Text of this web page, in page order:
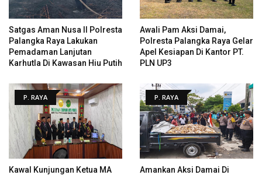
Satgas Aman Nusa II Polresta
Palangka Raya Lakukan
Pemadaman Lanjutan
Karhutla Di Kawasan Hiu Putih
Awali Pam Aksi Damai,
Polresta Palangka Raya Gelar
Apel Kesiapan Di Kantor PT.
PLN UP3
P. RAYA
Kawal Kunjungan Ketua MA
P. RAYA
Amankan Aksi Damai Di